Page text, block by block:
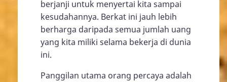
berjanji untuk menyertai kita sampai
kesudahannya. Berkat ini jauh lebih
berharga daripada semua jumlah uang
yang kita miliki selama bekerja di dunia
ini.
Panggilan utama orang percaya adalah